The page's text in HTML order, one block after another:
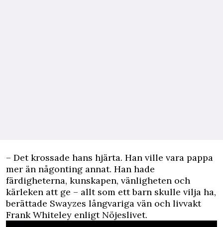
– Det krossade hans hjärta. Han ville vara pappa
mer än någonting annat. Han hade
färdigheterna, kunskapen, vänligheten och
kärleken att ge – allt som ett barn skulle vilja ha,
berättade Swayzes långvariga vän och livvakt
Frank Whiteley enligt Nöjeslivet.